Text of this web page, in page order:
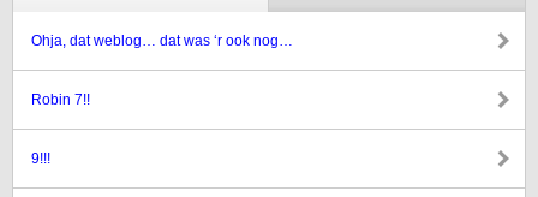
Ohja, dat weblog… dat was ‘r ook nog…
Robin 7!!
9!!!